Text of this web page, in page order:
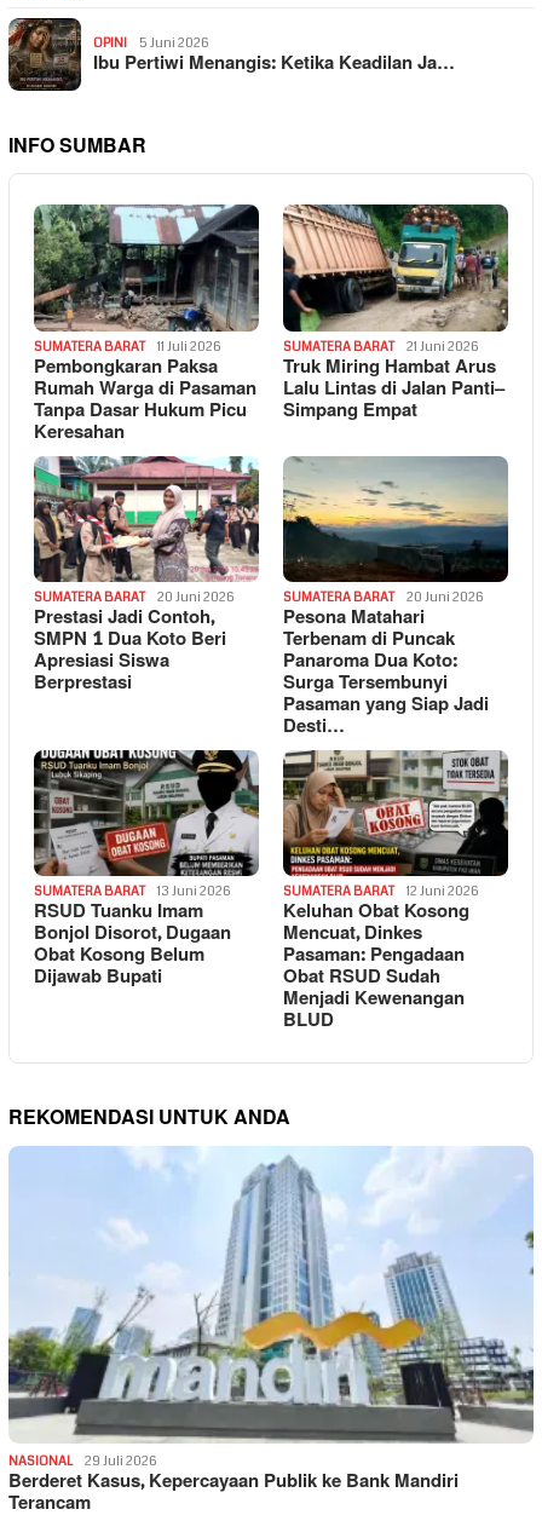
OPINI 5 Juni 2026
Ibu Pertiwi Menangis: Ketika Keadilan Ja…
INFO SUMBAR
SUMATERA BARAT 11 Juli 2026
Pembongkaran Paksa
Rumah Warga di Pasaman
Tanpa Dasar Hukum Picu
Keresahan
SUMATERA BARAT 21 Juni 2026
Truk Miring Hambat Arus
Lalu Lintas di Jalan Panti–
Simpang Empat
SUMATERA BARAT 20 Juni 2026
Prestasi Jadi Contoh,
SMPN 1 Dua Koto Beri
Apresiasi Siswa
Berprestasi
SUMATERA BARAT 20 Juni 2026
Pesona Matahari
Terbenam di Puncak
Panaroma Dua Koto:
Surga Tersembunyi
Pasaman yang Siap Jadi
Desti…
SUMATERA BARAT 13 Juni 2026
RSUD Tuanku Imam
Bonjol Disorot, Dugaan
Obat Kosong Belum
Dijawab Bupati
SUMATERA BARAT 12 Juni 2026
Keluhan Obat Kosong
Mencuat, Dinkes
Pasaman: Pengadaan
Obat RSUD Sudah
Menjadi Kewenangan
BLUD
REKOMENDASI UNTUK ANDA
NASIONAL 29 Juli 2026
Berderet Kasus, Kepercayaan Publik ke Bank Mandiri
Terancam